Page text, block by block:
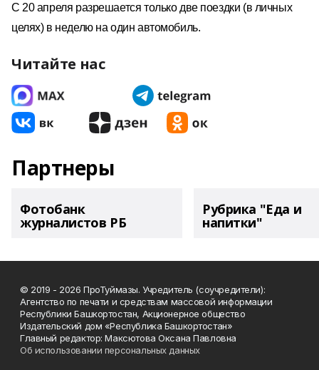
С 20 апреля разрешается только две поездки (в личных
целях) в неделю на один автомобиль.
Читайте нас
Партнеры
Фотобанк
журналистов РБ
Рубрика "Еда и
напитки"
© 2019 - 2026 ПроТуймазы. Учредитель (соучредители):
Агентство по печати и средствам массовой информации
Республики Башкортостан, Акционерное общество
Издательский дом «Республика Башкортостан»
Главный редактор: Максютова Оксана Павловна
Об использовании персональных данных